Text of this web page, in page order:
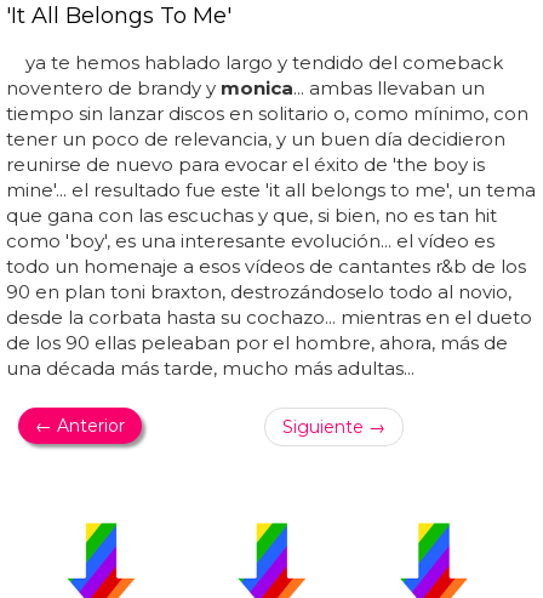
'It All Belongs To Me'
ya te hemos hablado largo y tendido del comeback
noventero de brandy y monica... ambas llevaban un
tiempo sin lanzar discos en solitario o, como mínimo, con
tener un poco de relevancia, y un buen día decidieron
reunirse de nuevo para evocar el éxito de 'the boy is
mine'... el resultado fue este 'it all belongs to me', un tema
que gana con las escuchas y que, si bien, no es tan hit
como 'boy', es una interesante evolución... el vídeo es
todo un homenaje a esos vídeos de cantantes r&b de los
90 en plan toni braxton, destrozándoselo todo al novio,
desde la corbata hasta su cochazo... mientras en el dueto
de los 90 ellas peleaban por el hombre, ahora, más de
una década más tarde, mucho más adultas...
← Anterior Siguiente →